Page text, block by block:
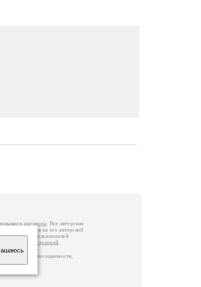
договора
. Все авторские
обратиться на его авторской
. Данные пользователей
с администрацией
счетчика посещаемости,